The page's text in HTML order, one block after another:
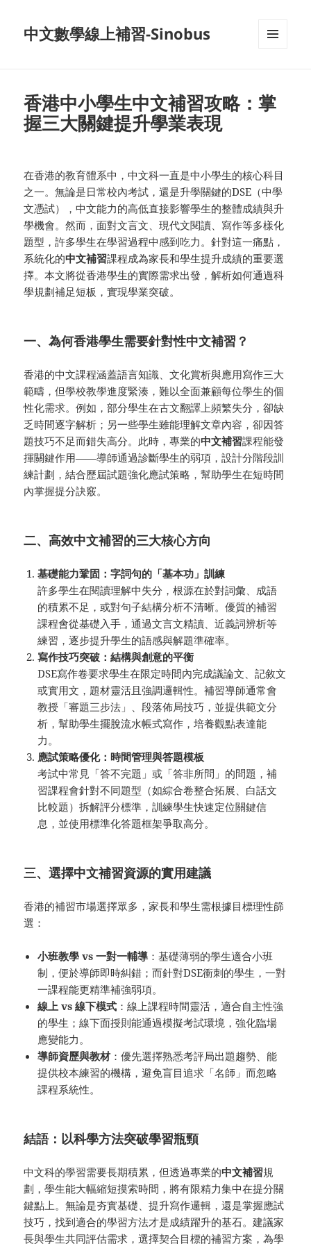
中文數學線上補習-Sinobus
香港中小學生中文補習攻略：掌
握三大關鍵提升學業表現
在香港的教育體系中，中文科一直是中小學生的核心科目
之一。無論是日常校內考試，還是升學關鍵的DSE（中學
文憑試），中文能力的高低直接影響學生的整體成績與升
學機會。然而，面對文言文、現代文閱讀、寫作等多樣化
題型，許多學生在學習過程中感到吃力。針對這一痛點，
系統化的中文補習課程成為家長和學生提升成績的重要選
擇。本文將從香港學生的實際需求出發，解析如何通過科
學規劃補足短板，實現學業突破。
一、為何香港學生需要針對性中文補習？
香港的中文課程涵蓋語言知識、文化賞析與應用寫作三大
範疇，但學校教學進度緊湊，難以全面兼顧每位學生的個
性化需求。例如，部分學生在古文翻譯上頻繁失分，卻缺
乏時間逐字解析；另一些學生雖能理解文章內容，卻因答
題技巧不足而錯失高分。此時，專業的中文補習課程能發
揮關鍵作用——導師通過診斷學生的弱項，設計分階段訓
練計劃，結合歷屆試題強化應試策略，幫助學生在短時間
內掌握提分訣竅。
二、高效中文補習的三大核心方向
基礎能力鞏固：字詞句的「基本功」訓練
許多學生在閱讀理解中失分，根源在於對詞彙、成語
的積累不足，或對句子結構分析不清晰。優質的補習
課程會從基礎入手，通過文言文精讀、近義詞辨析等
練習，逐步提升學生的語感與解題準確率。
寫作技巧突破：結構與創意的平衡
DSE寫作卷要求學生在限定時間內完成議論文、記敘文
或實用文，題材靈活且強調邏輯性。補習導師通常會
教授「審題三步法」、段落佈局技巧，並提供範文分
析，幫助學生擺脫流水帳式寫作，培養觀點表達能
力。
應試策略優化：時間管理與答題模板
考試中常見「答不完題」或「答非所問」的問題，補
習課程會針對不同題型（如綜合卷整合拓展、白話文
比較題）拆解評分標準，訓練學生快速定位關鍵信
息，並使用標準化答題框架爭取高分。
三、選擇中文補習資源的實用建議
香港的補習市場選擇眾多，家長和學生需根據目標理性篩
選：
小班教學 vs 一對一輔導 ：基礎薄弱的學生適合小班
制，便於導師即時糾錯；而針對DSE衝刺的學生，一對
一課程能更精準補強弱項。
線上 vs 線下模式 ：線上課程時間靈活，適合自主性強
的學生；線下面授則能通過模擬考試環境，強化臨場
應變能力。
導師資歷與教材：優先選擇熟悉考評局出題趨勢、能
提供校本練習的機構，避免盲目追求「名師」而忽略
課程系統性。
結語：以科學方法突破學習瓶頸
中文科的學習需要長期積累，但透過專業的中文補習規
劃，學生能大幅縮短摸索時間，將有限精力集中在提分關
鍵點上。無論是夯實基礎、提升寫作邏輯，還是掌握應試
技巧，找到適合的學習方法才是成績躍升的基石。建議家
長與學生共同評估需求，選擇契合目標的補習方案，為學